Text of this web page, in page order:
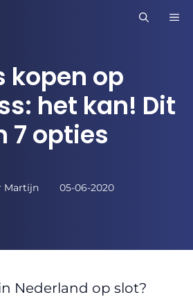
kopen op
het kan! Dit
7 opties
Martijn 05-06-2020
Nederland op slot?